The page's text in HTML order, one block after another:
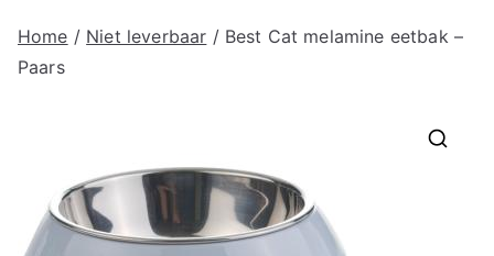
Home / Niet leverbaar / Best Cat melamine eetbak –
Paars